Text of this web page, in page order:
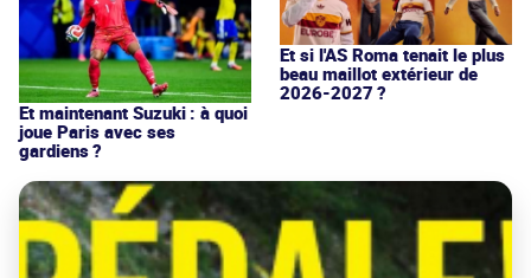
Et maintenant Suzuki : à quoi
joue Paris avec ses
gardiens ?
Et si l'AS Roma tenait le plus
beau maillot extérieur de
2026-2027 ?